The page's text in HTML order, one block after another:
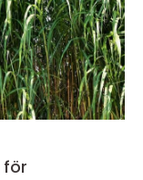
för